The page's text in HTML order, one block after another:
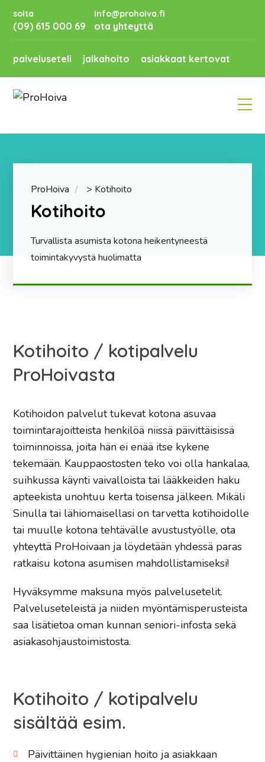
soita
(09) 615 000 69
info@prohoiva.fi
ota yhteyttä
palveluseteli jalkahoito asiakkaat kertovat
ProHoiva > Kotihoito
Kotihoito
Turvallista asumista kotona heikentyneestä
toimintakyvystä huolimatta
Kotihoito / kotipalvelu
ProHoivasta
Kotihoidon palvelut tukevat kotona asuvaa
toimintarajoitteista henkilöä niissä päivittäisissä
toiminnoissa, joita hän ei enää itse kykene
tekemään. Kauppaostosten teko voi olla hankalaa,
suihkussa käynti vaivalloista tai lääkkeiden haku
apteekista unohtuu kerta toisensa jälkeen. Mikäli
Sinulla tai lähiomaisellasi on tarvetta kotihoidolle
tai muulle kotona tehtävälle avustustyölle,ota
yhteyttä ProHoivaan ja löydetään yhdessä paras
ratkaisu kotona asumisen mahdollistamiseksi!
Hyväksymme maksuna myös palvelusetelit.
Palveluseteleistä ja niiden myöntämisperusteista
saa lisätietoa oman kunnan seniori-infosta sekä
asiakasohjaustoimistosta.
Kotihoito / kotipalvelu
sisältää esim.
Päivittäinen hygienian hoito ja asiakkaan